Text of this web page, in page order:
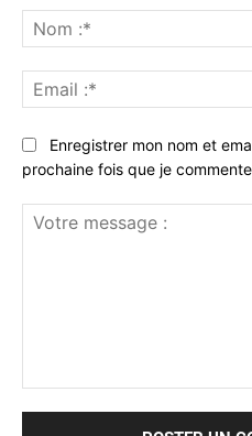
Enregistrer mon nom et
prochaine fois que je